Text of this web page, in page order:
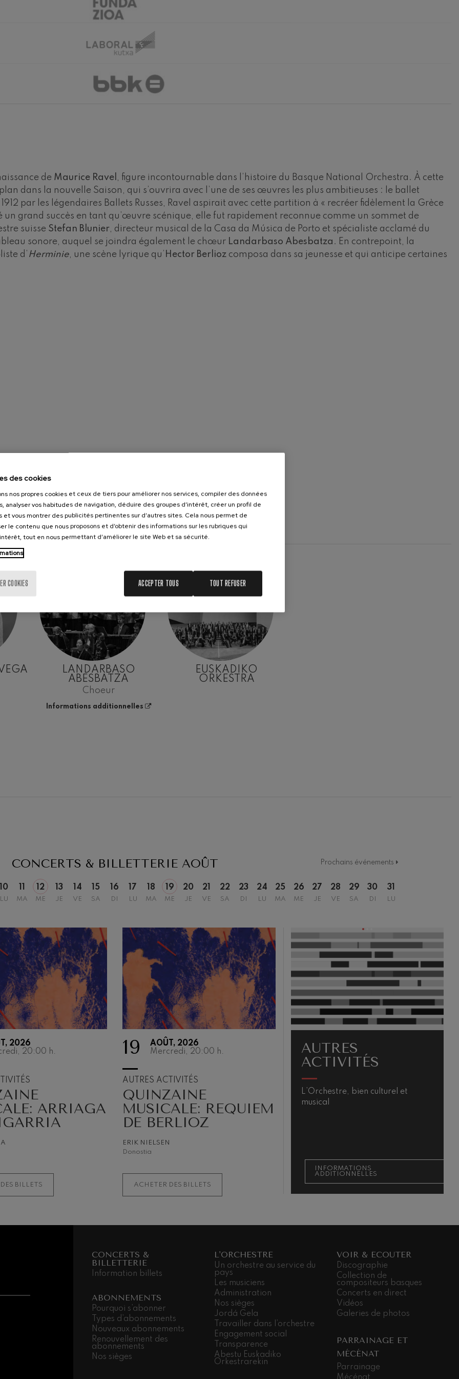
de Maurice Ravel , figure incontournable dans l’histoire du Basque National Orchestra. À cette
dans la nouvelle Saison, qui s’ouvrira avec l’une de ses œuvres les plus ambitieuses : le ballet
1912 par les légendaires Ballets Russes, Ravel aspirait avec cette partition à « recréer fidèlement la Grèce
un grand succès en tant qu’œuvre scénique, elle fut rapidement reconnue comme un sommet de
suisse Stefan Blunier, directeur musical de la Casa da Música de Porto et spécialiste acclamé du
sonore, auquel se joindra également le chœur Landarbaso Abesbatza . En contrepoint, la
d’ Herminie, une scène lyrique qu’ Hector Berlioz composa dans sa jeunesse et qui anticipe certaines
LANDARBASO
ABESBATZA
Choeur
Informations additionnelles
EUSKADIKO
ORKESTRA
Prochains événements
CONCERTS & BILLETTERIE AOÛT
10
LU MA
12
ME
13
JE
14
VE
15
SA
16
DI
17
LU
18
MA
19
ME
20
JE
21
VE
22
SA
23
DI
24
LU
25
MA
26
ME
27
JE
28
VE
29
SA
30
DI
31
LU
AUTRES
L’Orchestre, bien culturel et
musical
ADDITIONNELLES
SAISON
SYMPHONIQUE
La musique existe parce que
quelque chose vibre. Parce qu’une
INFORMATIONS
ADDITIONNELLES
2026
20:00 h.
ARRIAGA
BILLETS
19
AOÛT, 2026
Mercredi, 20:00 h.
AUTRES ACTIVITÉS
QUINZAINE
MUSICALE: REQUIEM
DE BERLIOZ
ERIK NIELSEN
Donostia
ACHETER DES BILLETS
CONCERTS &
BILLETTERIE
Information billets
ABONNEMENTS
Pourquoi s’abonner
Types d’abonnements
Nouveaux abonnements
Renouvellement des
abonnements
Nos sièges
L'ORCHESTRE
Un orchestre au service du
pays
Les musiciens
Administration
Nos sièges
Jordá Gela
Travailler dans l’orchestre
Engagement social
Transparence
Abestu Euskadiko
Orkestrarekin
VOIR & ÉCOUTER
Discographie
Collection de
compositeurs basques
Concerts en direct
Vidéos
Galeries de photos
PARRAINAGE ET
MÉCÉNAT
Parrainage
nidrei
Concerto pour violon
et Mélisande
des cookies
nos propres cookies et ceux de tiers pour améliorer nos services, compiler des données
analyser vos habitudes de navigation, déduire des groupes d’intérêt, créer un profil de
et vous montrer des publicités pertinentes sur d’autres sites. Cela nous permet de
le contenu que nous proposons et d’obtenir des informations sur les rubriques qui
tout en nous permettant d’améliorer le site Web et sa sécurité.
COOKIES TOUT REFUSER
ACCEPTER TOUS